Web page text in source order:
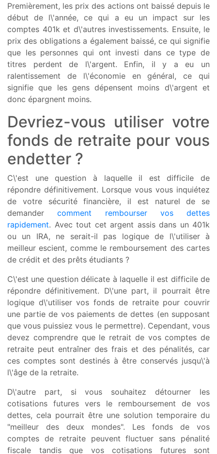
Premièrement, les prix des actions ont baissé depuis le
début de l\'année, ce qui a eu un impact sur les
comptes 401k et d\'autres investissements. Ensuite, le
prix des obligations a également baissé, ce qui signifie
que les personnes qui ont investi dans ce type de
titres perdent de l\'argent. Enfin, il y a eu un
ralentissement de l\'économie en général, ce qui
signifie que les gens dépensent moins d\'argent et
donc épargnent moins.
Devriez-vous utiliser votre
fonds de retraite pour vous
endetter ?
C\'est une question à laquelle il est difficile de
répondre définitivement. Lorsque vous vous inquiétez
de votre sécurité financière, il est naturel de se
demandercomment rembourser vos dettes
rapidement. Avec tout cet argent assis dans un 401k
ou un IRA, ne serait-il pas logique de l\'utiliser à
meilleur escient, comme le remboursement des cartes
de crédit et des prêts étudiants ?
C\'est une question délicate à laquelle il est difficile de
répondre définitivement. D\'une part, il pourrait être
logique d\'utiliser vos fonds de retraite pour couvrir
une partie de vos paiements de dettes (en supposant
que vous puissiez vous le permettre). Cependant, vous
devez comprendre que le retrait de vos comptes de
retraite peut entraîner des frais et des pénalités, car
ces comptes sont destinés à être conservés jusqu\'à
l\'âge de la retraite.
D\'autre part, si vous souhaitez détourner les
cotisations futures vers le remboursement de vos
dettes, cela pourrait être une solution temporaire du
"meilleur des deux mondes". Les fonds de vos
comptes de retraite peuvent fluctuer sans pénalité
fiscale tandis que vos cotisations futures sont